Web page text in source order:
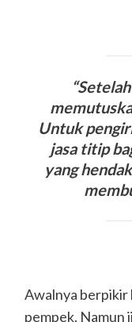
Untuk
jasa titip
yang
Awalnya berpikir
pempek. Namun